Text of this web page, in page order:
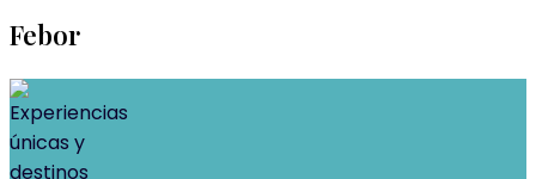
Febor